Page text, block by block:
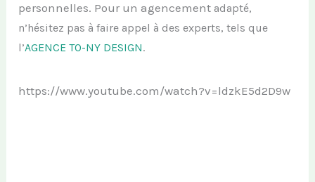
personnelles. Pour un agencementadapté,
n’hésitez pas à faire appel à des experts, tels que
l’AGENCE TO-NY DESIGN.
https://www.youtube.com/watch?v=ldzkE5d2D9w